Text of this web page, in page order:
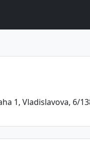
1, Vladislavova, 6/